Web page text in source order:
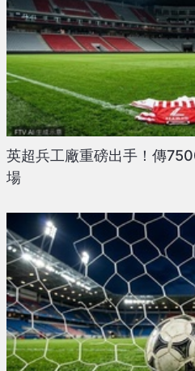
英超兵工廠重磅出手！傳
場